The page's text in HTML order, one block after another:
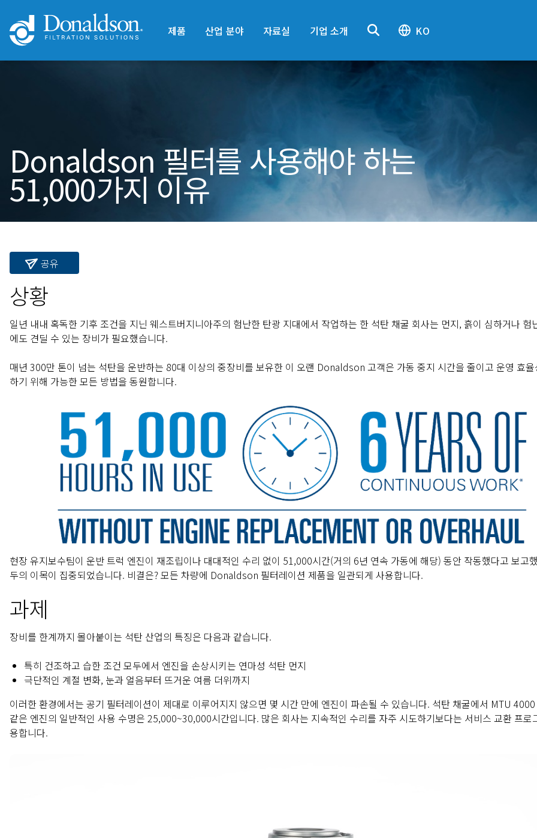
제품 산업 분야 자료실 기업 소개 KO
Donaldson 필터를 사용해야 하는
51,000가지 이유
공유
상황
일년 내내 혹독한 기후 조건을 지닌 웨스트버지니아주의 험난한 탄광 지대에서 작업하는 한 석탄 채굴 회사는 먼지, 흙이 심하거나 험
에도 견딜 수 있는 장비가 필요했습니다.
매년 300만 톤이 넘는 석탄을 운반하는 80대 이상의 중장비를 보유한 이 오랜 Donaldson 고객은 가동 중지 시간을 줄이고 운영 효율
하기 위해 가능한 모든 방법을 동원합니다.
현장 유지보수팀이 운반 트럭 엔진이 재조립이나 대대적인 수리 없이 51,000시간(거의 6년 연속 가동에 해당) 동안 작동했다고 보고
두의 이목이 집중되었습니다. 비결은? 모든 차량에 Donaldson 필터레이션 제품을 일관되게 사용합니다.
과제
장비를 한계까지 몰아붙이는 석탄 산업의 특징은 다음과 같습니다.
특히 건조하고 습한 조건 모두에서 엔진을 손상시키는 연마성 석탄 먼지
극단적인 계절 변화, 눈과 얼음부터 뜨거운 여름 더위까지
이러한 환경에서는 공기 필터레이션이 제대로 이루어지지 않으면 몇 시간 만에 엔진이 파손될 수 있습니다. 석탄 채굴에서 MTU
같은 엔진의 일반적인 사용 수명은 25,000~30,000시간입니다. 많은 회사는 지속적인 수리를 자주 시도하기보다는 서비스 교환 프로
용합니다.